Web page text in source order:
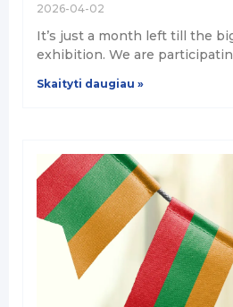
2026-04-02
It’s just a month left till the
exhibition. We are
Skaityti daugiau »